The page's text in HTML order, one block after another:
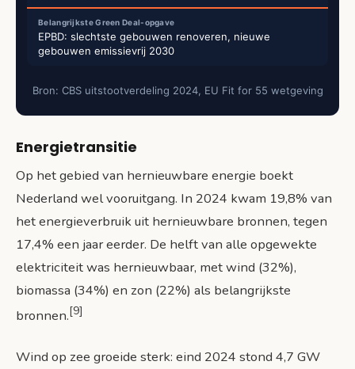
EPBD: slechtste gebouwen renoveren, nieuwe
gebouwen emissievrij 2030
Bron: CBS uitstootverdeling 2024, EU Fit for 55 wetgeving
Energietransitie
Op het gebied van hernieuwbare energie boekt
Nederland wel vooruitgang. In 2024 kwam 19,8% van
het energieverbruik uit hernieuwbare bronnen, tegen
17,4% een jaar eerder. De helft van alle opgewekte
elektriciteit was hernieuwbaar, met wind (32%),
biomassa (34%) en zon (22%) als belangrijkste
bronnen.[9]
Wind op zee groeide sterk: eind 2024 stond 4,7 GW